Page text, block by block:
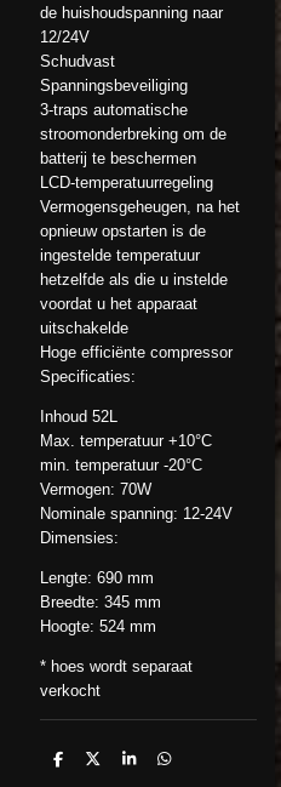
de huishoudspanning naar
12/24V
Schudvast
Spanningsbeveiliging
3-traps automatische
stroomonderbreking om de
batterij te beschermen
LCD-temperatuurregeling
Vermogensgeheugen, na het
opnieuw opstarten is de
ingestelde temperatuur
hetzelfde als die u instelde
voordat u het apparaat
uitschakelde
Hoge efficiënte compressor
Specificaties:
Inhoud 52L
Max. temperatuur +10°C
min. temperatuur -20°C
Vermogen: 70W
Nominale spanning: 12-24V
Dimensies:
Lengte: 690 mm
Breedte: 345 mm
Hoogte: 524 mm
* hoes wordt separaat
verkocht
D
D
S
D